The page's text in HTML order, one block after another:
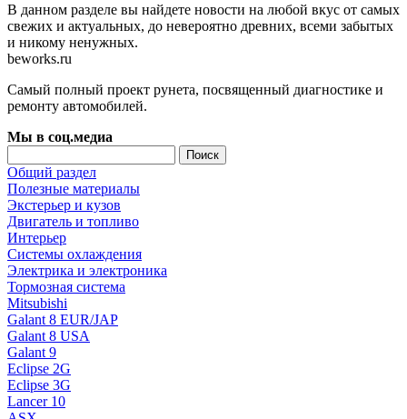
В данном разделе вы найдете новости на любой вкус от самых
свежих и актуальных, до невероятно древних, всеми забытых
и никому ненужных.
beworks.ru
Самый полный проект рунета, посвященный диагностике и
ремонту автомобилей.
Мы в соц.медиа
Общий раздел
Полезные материалы
Экстерьер и кузов
Двигатель и топливо
Интерьер
Системы охлаждения
Электрика и электроника
Тормозная система
Mitsubishi
Galant 8 EUR/JAP
Galant 8 USA
Galant 9
Eclipse 2G
Eclipse 3G
Lancer 10